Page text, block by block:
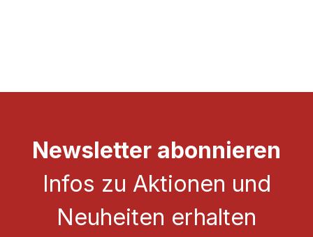
Newsletter abonnieren
Infos zu Aktionen und
Neuheiten erhalten